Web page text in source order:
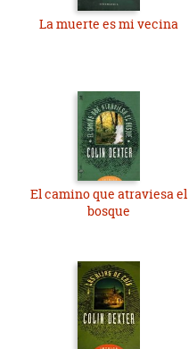
La muerte es mi vecina
El camino que atraviesa el
bosque